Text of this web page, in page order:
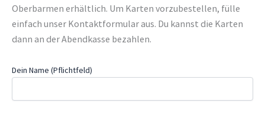
Oberbarmen erhältlich. Um Karten vorzubestellen, fülle
einfach unser Kontaktformular aus. Du kannst die Karten
dann an der Abendkasse bezahlen.
Dein Name (Pflichtfeld)